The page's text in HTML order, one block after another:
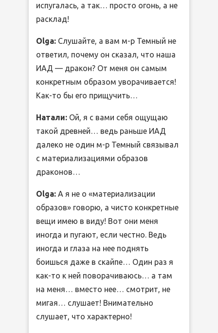
испугалась, а так… просто огонь, а не
расклад!
Olga: Слушайте, а вам м-р Темный не
ответил, почему он сказал, что наша
ИАД — дракон? От меня он самым
конкретным образом уворачивается!
Как-то бы его прищучить…
Натали: Ой, я с вами себя ощущаю
такой древней… ведь раньше ИАД
далеко не один м-р Темный связывал
с материализациями образов
драконов…
Olga: А я не о «материализации
образов» говорю, а чисто конкретные
вещи имею в виду! Вот они меня
иногда и пугают, если честно. Ведь
иногда и глаза на нее поднять
боишься даже в скайпе… Один раз я
как-то к ней поворачиваюсь… а там
на меня… вместо нее… смотрит, не
мигая… слушает! Внимательно
слушает, что характерно!